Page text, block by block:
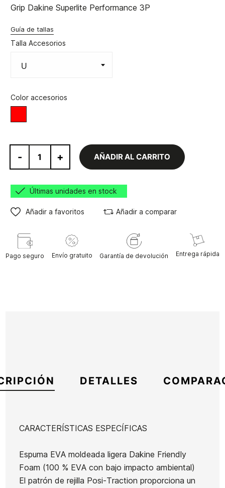
Grip Dakine Superlite Performance 3P
Guía de tallas
Talla Accesorios
Color accesorios
- + AÑADIR AL CARRITO
Últimas unidades en stock
Añadir a favoritos Añadir a comparar
Pago seguro Envío gratuito Garantía de devolución Entrega rápida
DETALLES
CARACTERÍSTICAS ESPECÍFICAS
Espuma EVA moldeada ligera Dakine Friendly
Foam (100 % EVA con bajo impacto ambiental)
El patrón de rejilla Posi-Traction proporciona un
Marca Dakine
Referencia DK-IGGRX54668
En stock 1 Artículo